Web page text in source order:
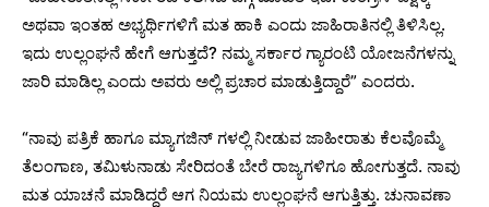
ಅಥವಾ ಇಂತಹ ಅಭ್ಯರ್ಥಿಗಳಿಗೆ ಮತ ಹಾಕಿ ಎಂದು ಜಾಹಿರಾತಿನಲ್ಲಿ ತಿಳಿಸಿಲ್ಲ.
ಇದು ಉಲ್ಲಂಘನೆ ಹೇಗೆ ಆಗುತ್ತದೆ? ನಮ್ಮ ಸರ್ಕಾರ ಗ್ಯಾರಂಟಿ ಯೋಜನೆಗಳನ್ನು
ಜಾರಿ ಮಾಡಿಲ್ಲ ಎಂದು ಅವರು ಅಲ್ಲಿ ಪ್ರಚಾರ ಮಾಡುತ್ತಿದ್ದಾರೆ” ಎಂದರು.
“ನಾವು ಪತ್ರಿಕೆ ಹಾಗೂ ಮ್ಯಾಗಜಿನ್ ಗಳಲ್ಲಿ ನೀಡುವ ಜಾಹೀರಾತು ಕೆಲವೊಮ್ಮೆ
ತೆಲಂಗಾಣ, ತಮಿಳುನಾಡು ಸೇರಿದಂತೆ ಬೇರೆ ರಾಜ್ಯಗಳಿಗೂ ಹೋಗುತ್ತದೆ. ನಾವು
ಮತ ಯಾಚನೆ ಮಾಡಿದ್ದರೆ ಆಗ ನಿಯಮ ಉಲ್ಲಂಘನೆ ಆಗುತ್ತಿತ್ತು. ಚುನಾವಣಾ